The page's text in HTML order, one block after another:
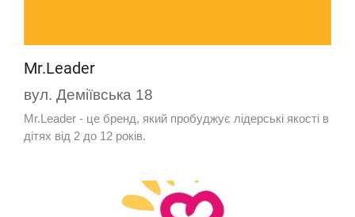
Mr.Leader
вул. Деміївська 18
Mr.Leader - це бренд, який пробуджує лідерські якості в
дітях від 2 до 12 років.